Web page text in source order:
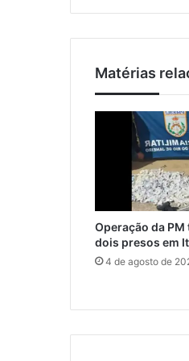
m
l
e
a
s
a
a
r
a
a
i
Matérias
Operação da
dois presos em
4 de agosto de